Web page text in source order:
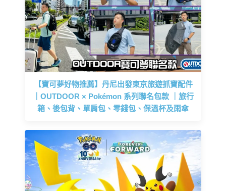
【寶可夢好物推薦】丹尼出發東京旅遊抓寶配件
｜OUTDOOR × Pokémon 系列聯名包款 ｜旅行
箱、後包背、單肩包、零錢包、保溫杯及雨傘